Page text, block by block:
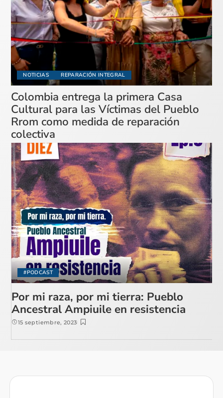
NOTICIAS REPARACIÓN INTEGRAL
Colombia entrega la primera Casa
Cultural para las Víctimas del Pueblo
Rrom como medida de reparación
colectiva
#PODCAST
Por mi raza, por mi tierra: Pueblo
Ancestral Ampiuile en resistencia
15 septiembre, 2023